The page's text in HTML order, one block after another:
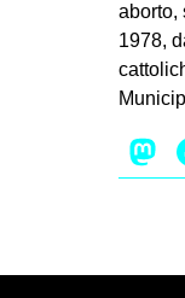
aborto,
1978,